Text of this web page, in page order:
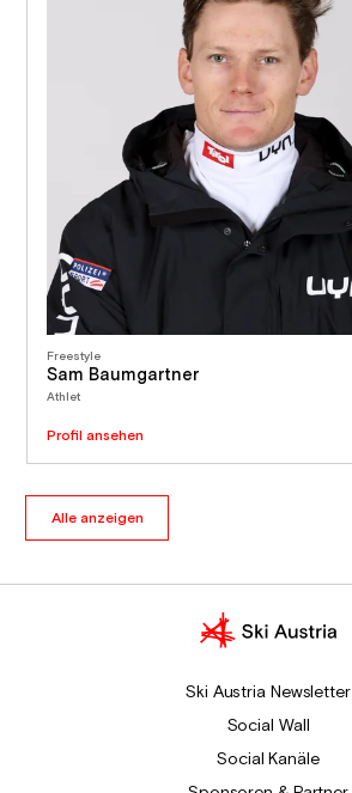
Freestyle
Sam Baumgartner
Athlet
Profil ansehen
Alle anzeigen
Ski Austria Newsletter
Social Wall
Social Kanäle